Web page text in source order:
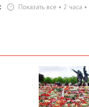
Показать все • 2 часа •